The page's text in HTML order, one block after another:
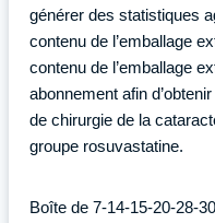
générer des statistiques
contenu de l’emballage
contenu de l’emballage
abonnement afin
de chirurgie de la
groupe rosuvastatine.
Boîte de 7-14-15-20-28-